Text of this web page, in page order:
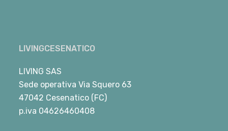
LIVINGCESENATICO
LIVING SAS
Sede operativa Via Squero 63
47042 Cesenatico (FC)
p.iva 04626460408